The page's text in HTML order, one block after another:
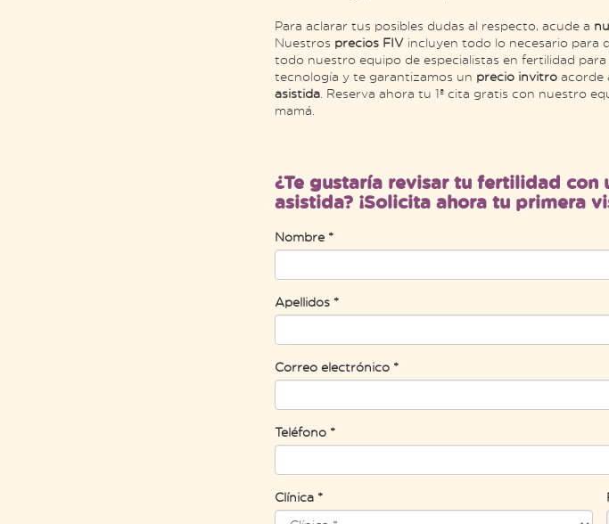
Para aclarar tus posibles dudas al respecto, acude a
Nuestros precios FIV incluyen todo lo necesario para
todo nuestro equipo de especialistas en fertilidad
tecnología y te garantizamos un precio invitro acorde
asistida . Reserva ahora tu 1ª cita gratis con nuestro
mamá.
¿Te gustaría revisar tu fertilidad con
asistida? ¡Solicita ahora tu primera
Nombre *
Apellidos *
Correo electrónico *
Teléfono *
Clínica *